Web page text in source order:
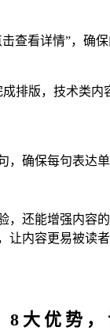
查看详情”，确保
排版，技术类内
确保每句表达
，还能增强内容
内容更易被读者
大优势，